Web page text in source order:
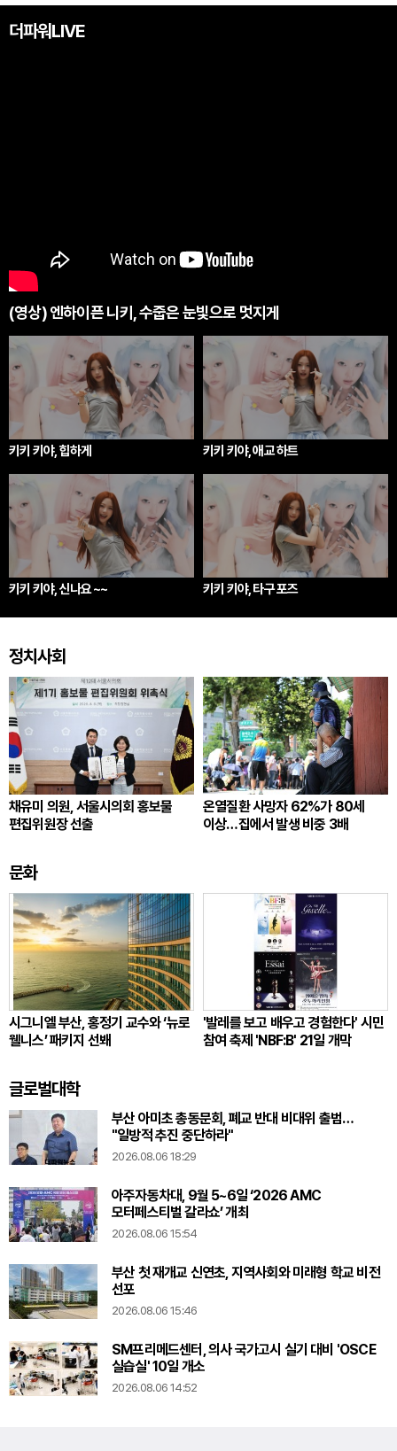
더파워LIVE
(영상) 엔하이픈 니키, 수줍은 눈빛으로 멋지게
키키 키야, 힙하게 키키 키야, 애교 하트
키키 키야, 신나요 ~~ 키키 키야, 타구 포즈
정치사회
채유미 의원, 서울시의회 홍보물
편집위원장 선출
온열질환 사망자 62%가 80세
이상…집에서 발생 비중 3배
문화
시그니엘 부산, 홍정기 교수와 ‘뉴로
웰니스’ 패키지 선봬
'발레를 보고 배우고 경험한다' 시민
참여 축제 'NBF:B' 21일 개막
글로벌대학
부산 아미초 총동문회, 폐교 반대 비대위 출범…
"일방적 추진 중단하라"
2026.08.06 18:29
아주자동차대, 9월 5~6일 ‘2026 AMC
모터페스티벌 갈라쇼’ 개최
2026.08.06 15:54
부산 첫 재개교 신연초, 지역사회와 미래형 학교 비전
선포
2026.08.06 15:46
SM프리메드센터, 의사 국가고시 실기 대비 'OSCE
실습실' 10일 개소
2026.08.06 14:52